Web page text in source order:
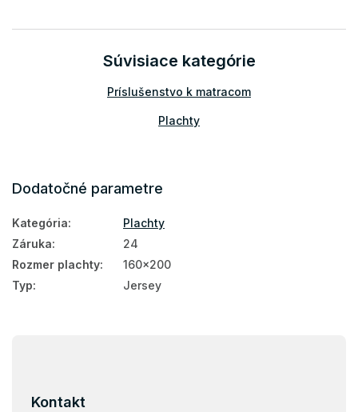
Súvisiace kategórie
Príslušenstvo k matracom
Plachty
Dodatočné parametre
Kategória:
Plachty
Záruka:
24
Rozmer plachty:
160x200
Typ: Jersey
Kontakt